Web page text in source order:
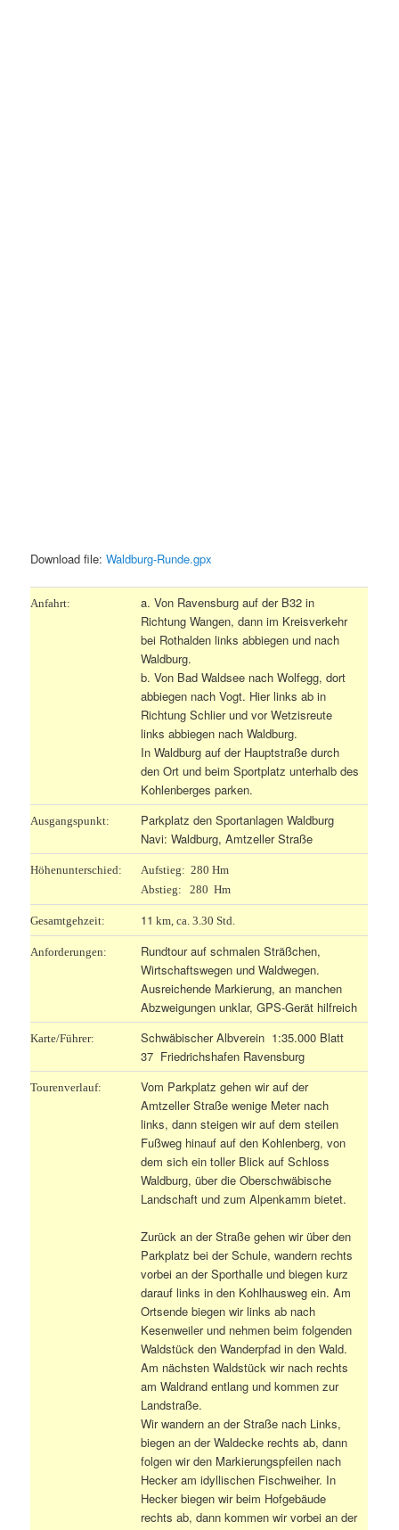
Download file:Waldburg-Runde.gpx
Anfahrt:
a. Von Ravensburg auf der B32 in
Richtung Wangen, dann im Kreisverkehr
bei Rothalden links abbiegen und nach
Waldburg.
b. Von Bad Waldsee nach Wolfegg, dort
abbiegen nach Vogt. Hier links ab in
Richtung Schlier und vor Wetzisreute
links abbiegen nach Waldburg.
In Waldburg auf der Hauptstraße durch
den Ort und beim Sportplatz unterhalb des
Kohlenberges parken.
Ausgangspunkt:
Parkplatz den Sportanlagen Waldburg
Navi: Waldburg, Amtzeller Straße
Höhenunterschied:
Aufstieg: 280 Hm
Abstieg: 280 Hm
Gesamtgehzeit: 11 km, ca. 3.30 Std.
Anforderungen:
Rundtour auf schmalen Sträßchen,
Wirtschaftswegen und Waldwegen.
Ausreichende Markierung, an manchen
Abzweigungen unklar, GPS-Gerät hilfreich
Karte/Führer:
Schwäbischer Albverein 1:35.000 Blatt
37 Friedrichshafen Ravensburg
Tourenverlauf:
Vom Parkplatz gehen wir auf der
Amtzeller Straße wenige Meter nach
links, dann steigen wir auf dem steilen
Fußweg hinauf auf den Kohlenberg, von
dem sich ein toller Blick auf Schloss
Waldburg, über die Oberschwäbische
Landschaft und zum Alpenkamm bietet.
Zurück an der Straße gehen wir über den
Parkplatz bei der Schule, wandern rechts
vorbei an der Sporthalle und biegen kurz
darauf links in den Kohlhausweg ein. Am
Ortsende biegen wir links ab nach
Kesenweiler und nehmen beim folgenden
Waldstück den Wanderpfad in den Wald.
Am nächsten Waldstück wir nach rechts
am Waldrand entlang und kommen zur
Landstraße.
Wir wandern an der Straße nach Links,
biegen an der Waldecke rechts ab, dann
folgen wir den Markierungspfeilen nach
Hecker am idyllischen Fischweiher. In
Hecker biegen wir beim Hofgebäude
rechts ab, dann kommen wir vorbei an der